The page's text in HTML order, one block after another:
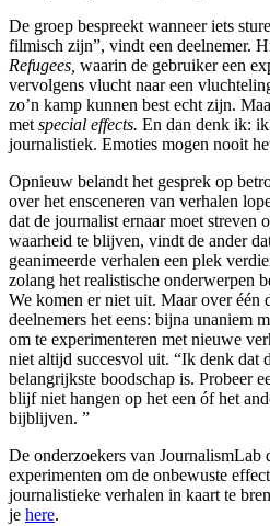
De groep bespreekt wanneer iets
filmisch zijn”, vindt een deelnemer.
Refugees, waarin de gebruiker een
vervolgens vlucht naar een
zo’n kamp kunnen best echt zijn.
met special effects. En dan denk ik:
journalistiek. Emoties mogen nooit
Opnieuw belandt het gesprek op
over het ensceneren van verhalen
dat de journalist ernaar moet streven
waarheid te blijven, vindt de ander
geanimeerde verhalen een plek
zolang het realistische onderwerpen
We komen er niet uit. Maar over
deelnemers het eens: bijna unaniem
om te experimenteren met nieuwe
niet altijd succesvol uit. “Ik denk dat
belangrijkste boodschap is. Probeer
blijf niet hangen op het een óf het
bijblijven. ”
De onderzoekers van JournalismLab
experimenten om de onbewuste
journalistieke verhalen in kaart te
je here.